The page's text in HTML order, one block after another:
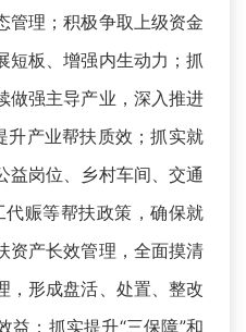
管理；积极争取上级资金
短板、增强内生动力；抓
做强主导产业，深入推进
升产业帮扶质效；抓实就
益岗位、乡村车间、交通
代赈等帮扶政策，确保就
资产长效管理，全面摸清
，形成盘活、处置、整改
益；抓实提升“三保障”和